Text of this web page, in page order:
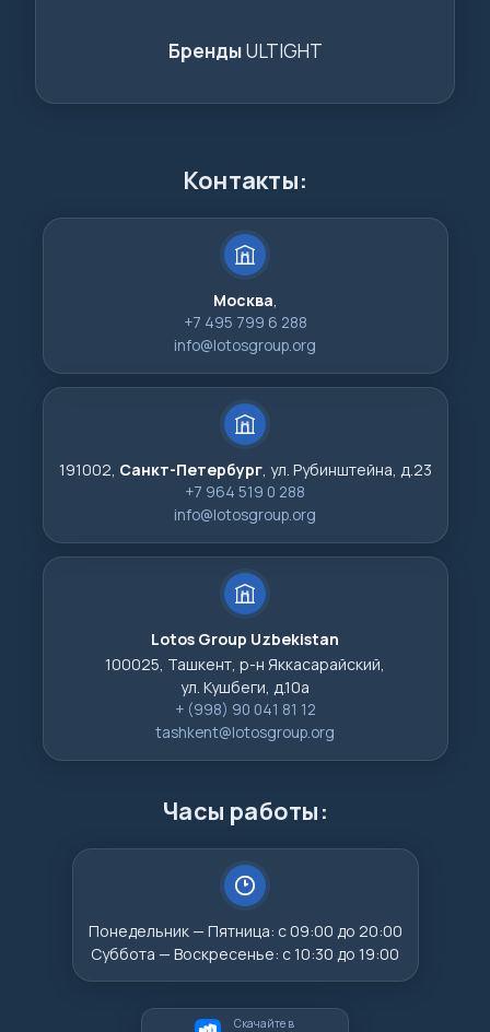
БрендыULTIGHT
Контакты:
Москва,
+7 495 799 6 288
info@lotosgroup.org
191002, Санкт-Петербург, ул. Рубинштейна, д.23
+7 964 519 0 288
info@lotosgroup.org
Lotos Group Uzbekistan
100025, Ташкент, р-н Яккасарайский,
ул. Кушбеги, д.10а
+ (998) 90 041 81 12
tashkent@lotosgroup.org
Часы работы:
Понедельник — Пятница: с 09:00 до 20:00
Суббота — Воскресенье: с 10:30 до 19:00
Скачайте в